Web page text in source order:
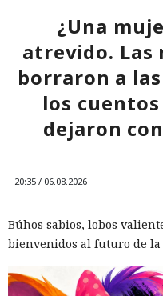
¿Una
atrevido. Las
borraron a
los
dejaron
20:35 / 06.08.2026
Búhos sabios, lobos
bienvenidos al futuro de